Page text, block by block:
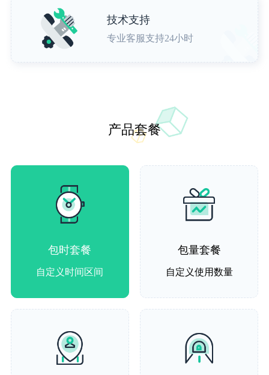
技术支持
专业客服支持24小时
产品套餐
包时套餐
自定义时间区间
包量套餐
自定义使用数量